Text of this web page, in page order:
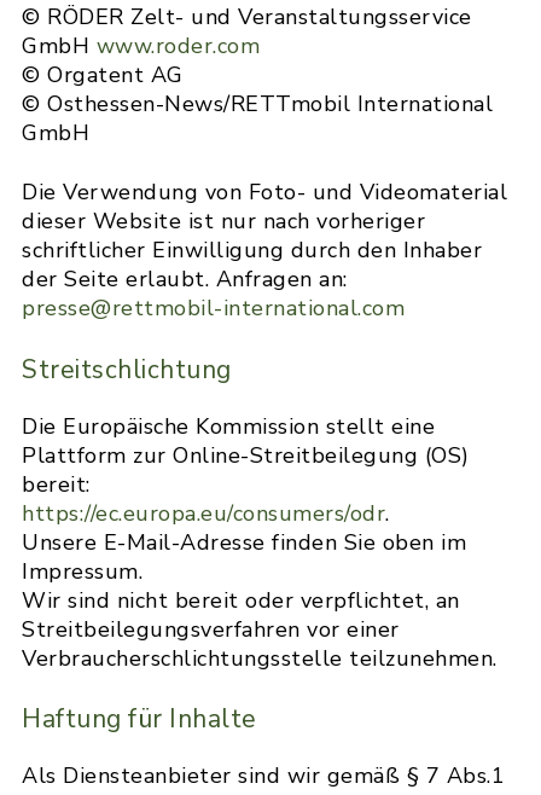
© RÖDER Zelt- und Veranstaltungsservice
GmbH www.roder.com
© Orgatent AG
© Osthessen-News/RETTmobil International
GmbH
Die Verwendung von Foto- und Videomaterial
dieser Website ist nur nach vorheriger
schriftlicher Einwilligung durch den Inhaber
der Seite erlaubt. Anfragen an:
presse@rettmobil-international.com
Streitschlichtung
Die Europäische Kommission stellt eine
Plattform zur Online-Streitbeilegung (OS)
bereit:
https://ec.europa.eu/consumers/odr.
Unsere E-Mail-Adresse finden Sie oben im
Impressum.
Wir sind nicht bereit oder verpflichtet, an
Streitbeilegungsverfahren vor einer
Verbraucherschlichtungsstelle teilzunehmen.
Haftung für Inhalte
Als Diensteanbieter sind wir gemäß § 7 Abs.1